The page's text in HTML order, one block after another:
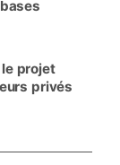
projet
privés